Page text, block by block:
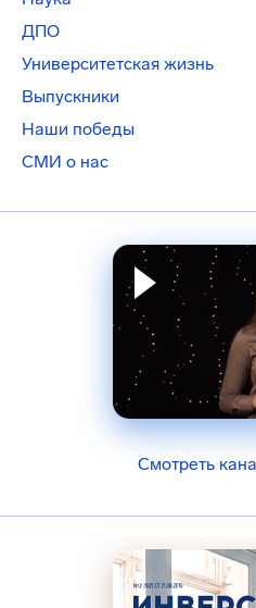
ДПО
Университетская жизнь
Выпускники
Наши победы
СМИ о нас
Смотреть